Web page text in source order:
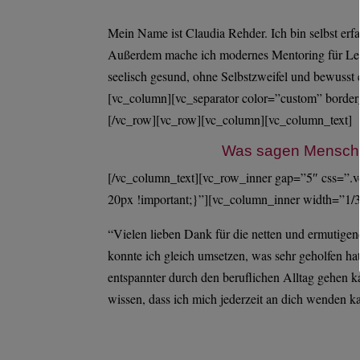
Mein Name ist Claudia Rehder. Ich bin selbst
Außerdem mache ich modernes Mentoring für
seelisch gesund, ohne Selbstzweifel und
[vc_column][vc_separator color=”custom”
[/vc_row][vc_row][vc_column][vc_column_text]
Was sagen
[/vc_column_text][vc_row_inner gap=”5″
20px !important;}”][vc_column_inner width=”1/
“Vielen lieben Dank für die netten und
konnte ich gleich umsetzen, was sehr geholfen
entspannter durch den beruflichen Alltag gehen
wissen, dass ich mich jederzeit an dich wenden